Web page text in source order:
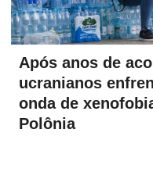
Após anos de
ucranianos
onda de
Polônia